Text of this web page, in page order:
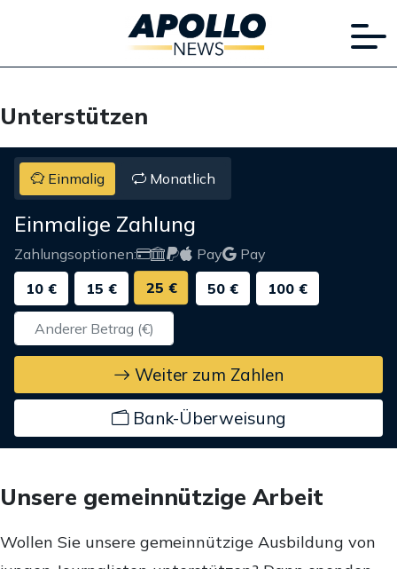
Unterstützen
Einmalig Monatlich
Einmalige Zahlung
Zahlungsoptionen: Pay
Pay
10 €
15 € 25 € 50 € 100 €
Weiter zum Zahlen
Bank-Überweisung
Unsere gemeinnützige Arbeit
Wollen Sie unsere gemeinnützige Ausbildung von